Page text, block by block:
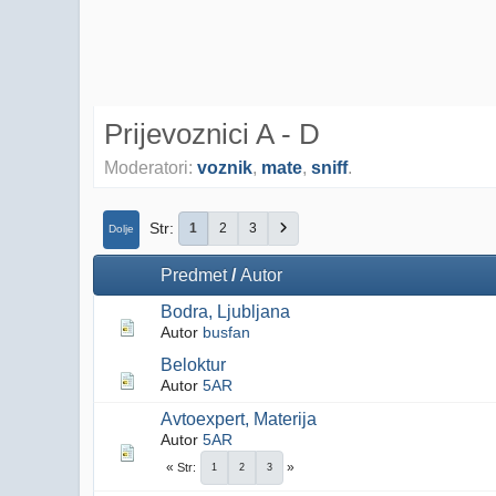
Prijevoznici A - D
Moderatori: voznik, mate, sniff.
Dolje Str 1 2 3
Predmet/Autor
Bodra, Ljubljana
Autor busfan
Beloktur
Autor 5AR
Avtoexpert, Materija
Autor 5AR
Str 1 2 3